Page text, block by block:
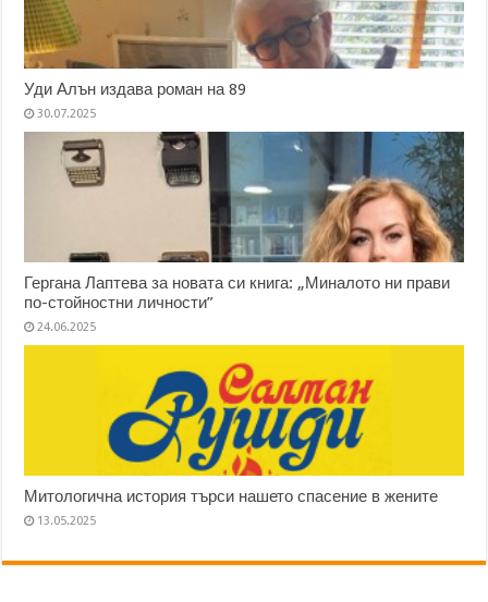
Уди Алън издава роман на 89
30.07.2025
Гергана Лаптева за новата си книга: „Миналото ни прави
по-стойностни личности”
24.06.2025
Митологична история търси нашето спасение в жените
13.05.2025